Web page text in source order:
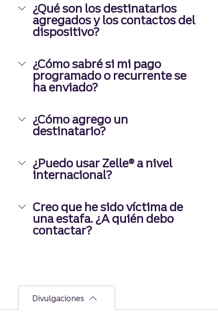
¿Qué son los destinatarios
agregados y los contactos del
dispositivo?
¿Cómo sabré si mi pago
programado o recurrente se
ha enviado?
¿Cómo agrego un
destinatario?
¿Puedo usar Zelle® a nivel
internacional?
Creo que he sido víctima de
una estafa. ¿A quién debo
contactar?
Divulgaciones